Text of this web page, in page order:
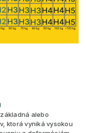
alebo
ktorá vyniká vysokou